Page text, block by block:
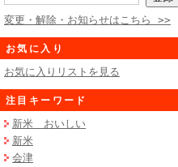
変更・解除・お知らせはこちら >>
お気に入り
お気に入りリストを見る
注目キーワード
新米 おいしい
新米
会津